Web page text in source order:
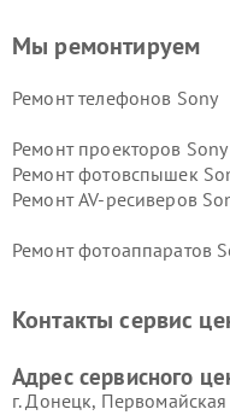
Мы ремонтируем
Ремонт телефонов Sony
Ремонт проекторов Sony
Ремонт фотовспышек
Ремонт AV-ресиверов
Ремонт фотоаппаратов
Контакты сервис
Адрес сервисного
г. Донецк, Первомайская